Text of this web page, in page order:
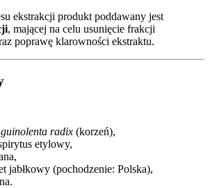
ekstrakcji produkt poddawany jest
, mającej na celu usunięcie frakcji
poprawę klarowności ekstraktu.
radix (korzeń),
etylowy,
jabłkowy (pochodzenie: Polska),